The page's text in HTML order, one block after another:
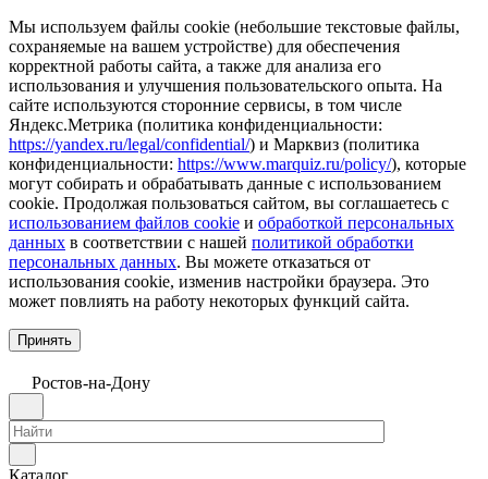
Мы используем файлы cookie (небольшие текстовые файлы,
сохраняемые на вашем устройстве) для обеспечения
корректной работы сайта, а также для анализа его
использования и улучшения пользовательского опыта. На
сайте используются сторонние сервисы, в том числе
Яндекс.Метрика (политика конфиденциальности:
https://yandex.ru/legal/confidential/) и Марквиз (политика
конфиденциальности: https://www.marquiz.ru/policy/), которые
могут собирать и обрабатывать данные с использованием
cookie. Продолжая пользоваться сайтом, вы соглашаетесь с
использованием файлов cookie и обработкой персональных
данных в соответствии с нашей политикой обработки
персональных данных. Вы можете отказаться от
использования cookie, изменив настройки браузера. Это
может повлиять на работу некоторых функций сайта.
Принять
Ростов-на-Дону
Каталог